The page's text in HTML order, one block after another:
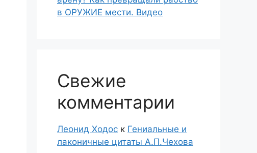
в ОРУЖИЕ мести. Видео
Свежие
комментарии
Леонид Ходос к Гениальные и
лаконичные цитаты А.П.Чехова